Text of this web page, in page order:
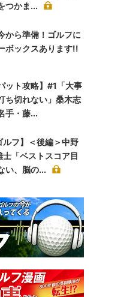
つかま...
から準備！ゴルフに
ボックスあります!!
ット攻略】#1「大事
ち切れない」桑木志
手・藤...
ルフ】＜後編＞中野
「ベストスコア目
い、脳の...